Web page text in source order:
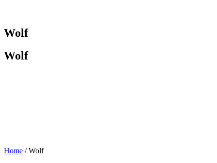
Wolf
Wolf
Home / Wolf